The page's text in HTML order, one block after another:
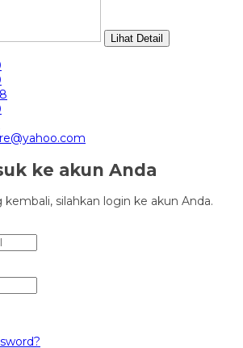
Lihat Detail
ke akun Anda
silahkan login ke akun Anda.